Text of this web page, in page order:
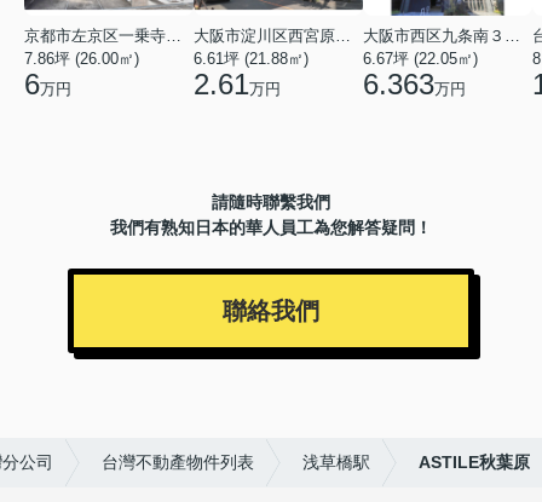
京都市左京区一乗寺北大丸町
7.86坪 (26.00㎡)
6万円
大阪市淀川区西宮原３丁目
6.61坪 (21.88㎡)
2.61万円
大阪市西区九条南３丁目
6.67坪 (22.05㎡)
6.363万円
請隨時聯繫我們
我們有熟知日本的華人員工為您解答疑問！
聯絡我們
公司 台灣不動產物件列表 浅草橋駅 ASTILE秋葉原